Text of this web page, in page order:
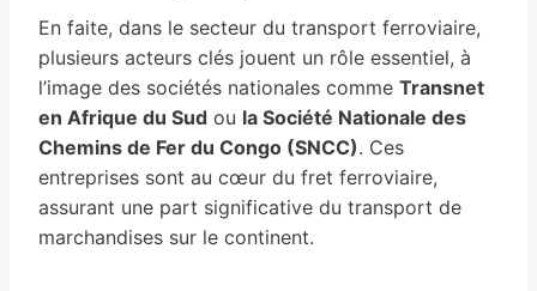
En faite, dans le secteur du transport ferroviaire,
plusieurs acteurs clés jouent un rôle essentiel, à
l’image des sociétés nationales comme Transnet
en Afrique du Sud ou la Société Nationale des
Chemins de Fer du Congo (SNCC). Ces
entreprises sont au cœur du fret ferroviaire,
assurant une part significative du transport de
marchandises sur le continent.